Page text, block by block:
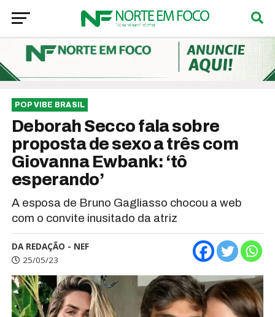
POP VIBE BRASIL
Deborah Secco fala sobre
proposta de sexo a três com
Giovanna Ewbank: ‘tô
esperando’
A esposa de Bruno Gagliasso chocou a web
com o convite inusitado da atriz
DA REDAÇÃO - NEF
25/05/23